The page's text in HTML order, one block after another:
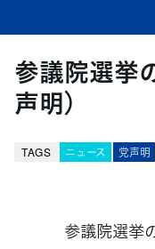
参議院選挙
声明）
TAGS ニュース 党声明
参議院選挙